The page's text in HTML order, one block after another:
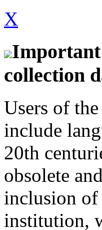
X
collection
Users of
include
20th
obsolete
inclusion of
institution,